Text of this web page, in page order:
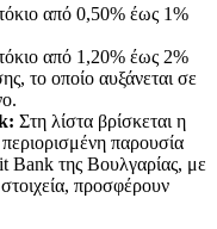
από 0,50% έως 1%
από 1,20% έως 2%
το οποίο αυξάνεται σε
Στη λίστα βρίσκεται η
παρουσία
Bank της Βουλγαρίας, με
προσφέρουν